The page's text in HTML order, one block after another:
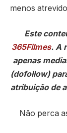
menos
Este
365Filmes. A
apenas
(dofollow)
atribuição de
Não perca